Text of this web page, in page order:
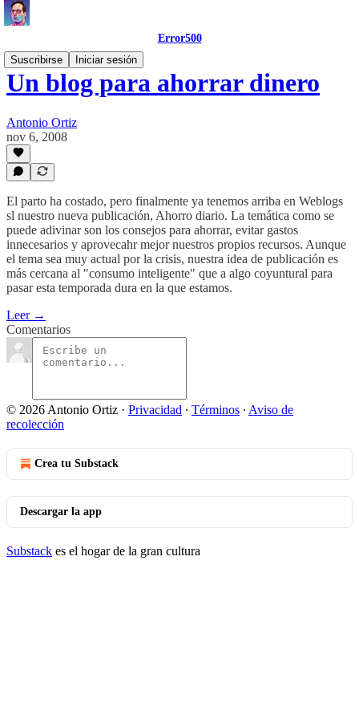
Error500
Suscribirse
Iniciar sesión
Un blog para ahorrar dinero
Antonio Ortiz
nov 6, 2008
El parto ha costado, pero finalmente ya tenemos arriba en Weblogs
sl nuestro nueva publicación, Ahorro diario. La temática como se
puede adivinar son los consejos para ahorrar, evitar gastos
innecesarios y aprovecahr mejor nuestros propios recursos. Aunque
el tema sea muy actual por la crisis, nuestra idea de publicación es
más cercana al "consumo inteligente" que a algo coyuntural para
pasar esta temporada dura en la que estamos.
Leer →
Comentarios
© 2026 Antonio Ortiz · Privacidad ∙ Términos ∙ Aviso de
recolección
Crea tu Substack
Descargar la app
Substack es el hogar de la gran cultura